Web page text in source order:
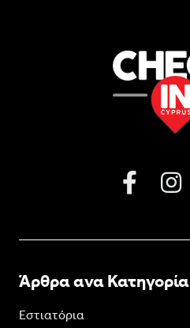
Άρθρα ανα Κατηγορία
Εστιατόρια